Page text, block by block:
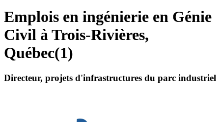
Emplois en ingénierie en Génie
Civil à Trois-Rivières,
Québec(1)
Directeur, projets d'infrastructures du parc industriel